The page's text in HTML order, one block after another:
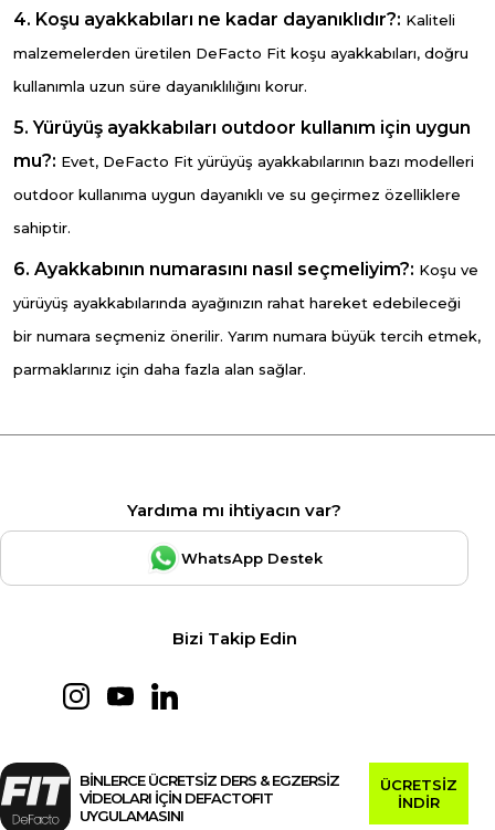
4. Koşu ayakkabıları ne kadar dayanıklıdır?: Kaliteli
malzemelerden üretilen DeFacto Fit koşu ayakkabıları, doğru
kullanımla uzun süre dayanıklılığını korur.
5. Yürüyüş ayakkabıları outdoor kullanım için uygun
mu?: Evet, DeFacto Fit yürüyüş ayakkabılarının bazı modelleri
outdoor kullanıma uygun dayanıklı ve su geçirmez özelliklere
sahiptir.
6. Ayakkabının numarasını nasıl seçmeliyim?: Koşu ve
yürüyüş ayakkabılarında ayağınızın rahat hareket edebileceği
bir numara seçmeniz önerilir. Yarım numara büyük tercih etmek,
parmaklarınız için daha fazla alan sağlar.
Yardıma mı ihtiyacın var?
WhatsApp Destek
Bizi Takip Edin
BİNLERCE ÜCRETSİZ DERS & EGZERSİZ
VİDEOLARI İÇİN DEFACTOFIT
UYGULAMASINI
ÜCRETSİZ
İNDİR